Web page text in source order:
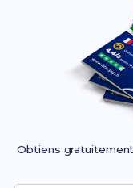
Obtiens